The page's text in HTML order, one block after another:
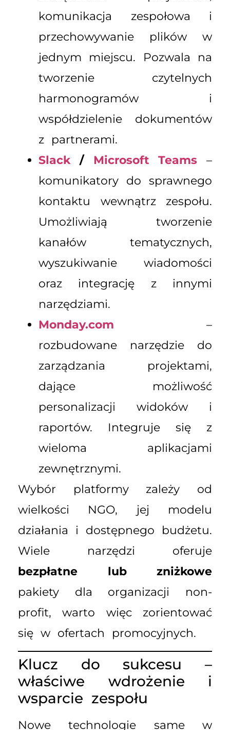
komunikacja zespołowa i
przechowywanie plików w
jednym miejscu. Pozwala na
tworzenie czytelnych
harmonogramów i
współdzielenie dokumentów
z partnerami.
Slack / Microsoft Teams –
komunikatory do sprawnego
kontaktu wewnątrz zespołu.
Umożliwiają tworzenie
kanałów tematycznych,
wyszukiwanie wiadomości
oraz integrację z innymi
narzędziami.
Monday.com
–
rozbudowane narzędzie do
zarządzania projektami,
dające możliwość
personalizacji widoków i
raportów. Integruje się z
wieloma aplikacjami
zewnętrznymi.
Wybór platformy zależy od
wielkości NGO, jej modelu
działania i dostępnego budżetu.
Wiele narzędzi oferuje
bezpłatne lub zniżkowe
pakiety dla organizacji non-
profit, warto więc zorientować
się w ofertach promocyjnych.
Klucz do sukcesu –
właściwe wdrożenie i
wsparcie zespołu
Nowe technologie same w